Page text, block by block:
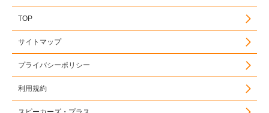
TOP
サイトマップ
プライバシーポリシー
利用規約